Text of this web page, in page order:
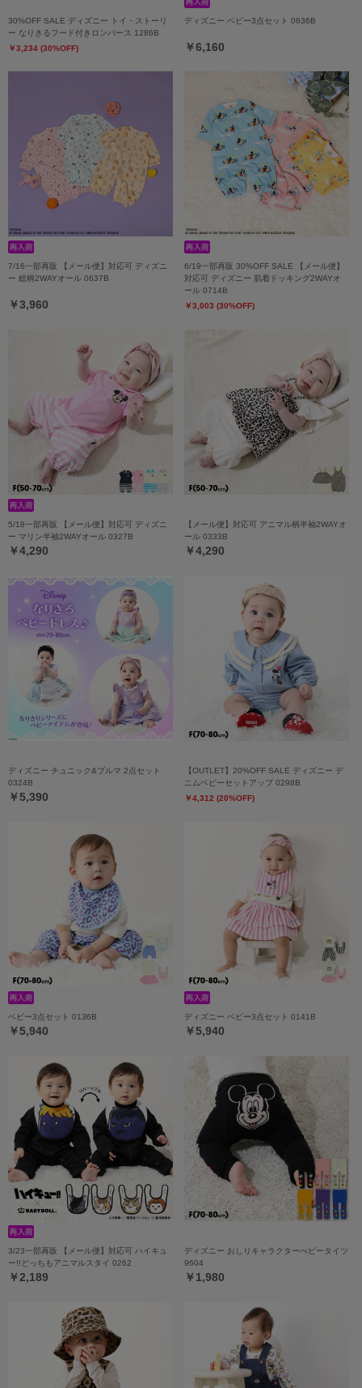
30%OFF SALE ディズニー トイ・ストーリ
ー なりきるフード付きロンパース 1286B
￥3,234 (30%OFF)
ディズニー ベビー3点セット 0636B
￥6,160
7/16一部再販 【メール便】対応可 ディズニ
ー 総柄2WAYオール 0637B
￥3,960
6/19一部再販 30%OFF SALE 【メール便】
対応可 ディズニー 肌着ドッキング2WAYオ
ール 0714B
￥3,003 (30%OFF)
5/18一部再販 【メール便】対応可 ディズニ
ー マリン半袖2WAYオール 0327B
￥4,290
【メール便】対応可 アニマル柄半袖2WAYオ
ール 0333B
￥4,290
ディズニー チュニック&ブルマ 2点セット
0324B
￥5,390
【OUTLET】20%OFF SALE ディズニー デ
ニムベビーセットアップ 0298B
￥4,312 (20%OFF)
ベビー3点セット 0136B
￥5,940
ディズニー ベビー3点セット 0141B
￥5,940
3/23一部再販 【メール便】対応可 ハイキュ
ー!!どっちもアニマルスタイ 0262
￥2,189
ディズニー おしりキャラクターべビータイツ
9604
￥1,980